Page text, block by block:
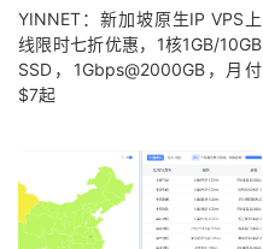
YINNET：新加坡原生IP VPS上
线限时七折优惠，1核1GB/10GB
SSD，1Gbps@2000GB，月付
$7起